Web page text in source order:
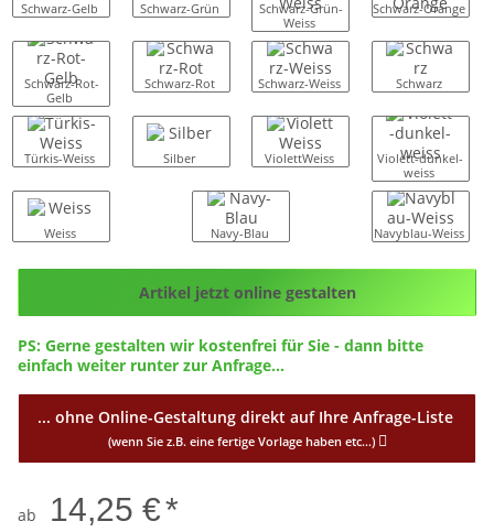
Schwarz-Gelb Schwarz-Grün
Schwarz-Grün-
Weiss
Schwarz-Orange
Schwarz-Rot-
Gelb
Schwarz-Rot Schwarz-Weiss Schwarz
Türkis-Weiss Silber ViolettWeiss
Violett-dunkel-
weiss
Weiss Navy-Blau Navyblau-Weiss
Config_ID
Artikel jetzt online gestalten
PS: Gerne gestalten wir kostenfrei für Sie - dann bitte
einfach weiter runter zur Anfrage...
... ohne Online-Gestaltung direkt auf Ihre Anfrage-Liste
(wenn Sie z.B. eine fertige Vorlage haben etc...)
ab 14,25 €*